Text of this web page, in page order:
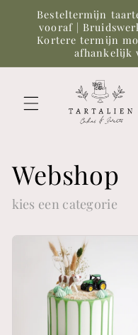
naar de
content
Besteltermijn
vooraf |
Kortere termijn
afhankelijk
Webshop